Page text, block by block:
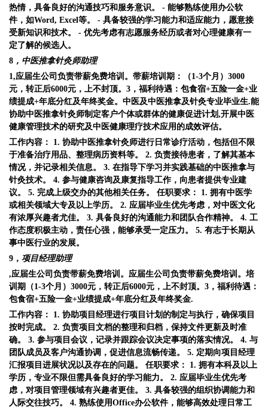
热情，具备良好的沟通技巧和服务意识。 - 能够熟练使用办公软
件，如Word, Excel等。 - 具备较强的学习能力和适应能力，愿意接
受新知识和技术。 - 优先考虑有志愿服务经历或者对心理健康有一
定了解的候选人。
8 ，中医推拿针灸师助理
1,应届生公司负责带薪免费培训。带薪培训期：（1-3个月）3000
元，转正后6000元，上不封顶。3，福利待遇：包食宿+五险一金+业
绩提成+年底分红及年终奖金。中医及中医推拿及针灸专业毕业生.能
协助中医推拿针灸师制定客户个体或群体的健康促进计划,开展中医
健康管理技术的研究及中医健康理疗技术应用的成效评估。
工作内容： 1. 协助中医推拿针灸师进行日常诊疗活动，包括但不限
于准备治疗用品、整理病历资料等。 2. 负责接待患者，了解其基本
情况，并记录相关信息。 3. 在指导下学习并实践基础的中医推拿与
针灸技术。 4. 参与健康咨询及康复指导工作，向患者提供专业建
议。 5. 完成上级交办的其他相关任务。 任职要求： 1. 拥有中医学
或相关领域大专及以上学历。 2. 应届毕业生优先考虑，对中医文化
有浓厚兴趣者尤佳。 3. 具备良好的沟通能力和团队合作精神。 4. 工
作态度积极主动，责任心强，能够承受一定压力。 5. 有志于长期从
事中医行业的发展。
9， 项目经理助理
,应届生公司负责带薪免费培训。应届生公司负责带薪免费培训。培
训期（1-3个月）3000元，转正后6000元，上不封顶。3，福利待遇：
包食宿+五险一金+业绩提成+年底分红及年终奖金.
工作内容： 1. 协助项目经理进行项目计划的制定与执行，确保项目
按时完成。 2. 负责项目文档的整理和归档，保持文件更新及时准
确。 3. 参与项目会议，记录并跟踪会议决定事项的落实情况。 4. 与
团队成员及客户沟通协调，促进信息流畅传递。 5. 定期向项目经理
汇报项目进展状况以及存在的问题。 任职要求： 1. 拥有本科及以上
学历，专业不限但需具备良好的学习能力。 2. 应届毕业生优先考
虑，对项目管理领域有兴趣者更佳。 3. 具备较强的组织协调能力和
人际交往技巧。 4. 熟练使用Office办公软件，能够高效处理日常工